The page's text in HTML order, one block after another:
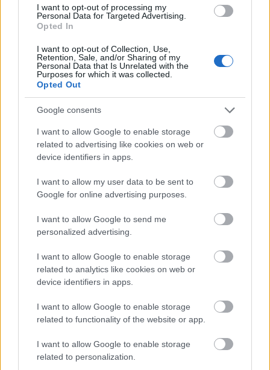
I want to opt-out of processing my
Personal Data for Targeted Advertising.
Opted In
I want to opt-out of Collection, Use,
Retention, Sale, and/or Sharing of my
Personal Data that Is Unrelated with the
Purposes for which it was collected.
Opted Out
Google consents
I want to allow Google to enable storage
related to advertising like cookies on web or
device identifiers in apps.
I want to allow my user data to be sent to
Google for online advertising purposes.
I want to allow Google to send me
personalized advertising.
I want to allow Google to enable storage
related to analytics like cookies on web or
device identifiers in apps.
I want to allow Google to enable storage
related to functionality of the website or app.
I want to allow Google to enable storage
related to personalization.
dermatologické výhody. Je známy svojou
schopnosťou posilňovať keratín, kľúčový proteín v
pokožke, vlasoch a nechtoch. Toto posilnenie vedie k
zdravšej a odolnejšej pokožke.
Výskum naznačuje, že MSM dokáže účinne zmierniť
zápal pokožky, ktorý je kľúčovým faktorom pri
mnohých kožných ochoreniach. Pomáha tiež
hydratovať pokožku, čo vedie k hladšej a pružnejšej
kožnými problémami, ako je rosacea, môže MSM
pomôcť zmierniť príznaky, čo vedie k jasnejšej pleti.
Lokálna aplikácia MSM preukázala významné
zlepšenie textúry a vzhľadu pokožky. Používatelia
často hlásia zlepšenie celkového zdravia pokožky a
pripisujú to transformačným účinkom MSM.
Rastúca popularita MSM v produktoch starostlivosti
o pleť dokazuje jeho účinnosť a rastúcu atraktivitu v
kozmetickom priemysle.
Užívanie MSM na regeneráciu pri
cvičení
Začlenenie metylsulfonylmetánu do športovcovho
režimu môže výrazne zlepšiť regeneráciu po cvičení